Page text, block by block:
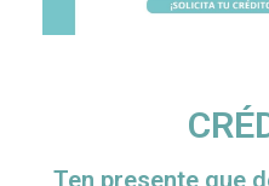
Ten presente que